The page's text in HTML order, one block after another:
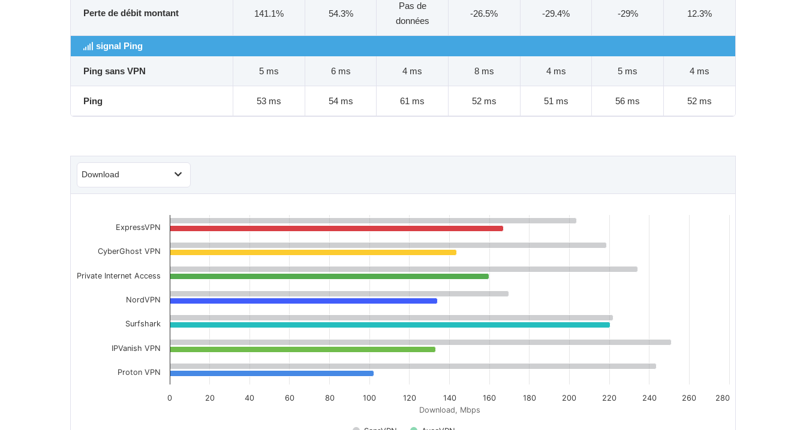
Perte de débit montant 141.1% 54.3%
Pas de
données
-26.5% -29.4% -29% 12.3%
signal Ping
Ping sans VPN 5 ms 6 ms 4 ms 8 ms 4 ms 5 ms 4 ms
Ping 53 ms 54 ms 61 ms 52 ms 51 ms 56 ms 52 ms
Download
Download, Mbps
ExpressVPN
CyberGhost VPN
Private Internet Access
NordVPN
Surfshark
IPVanish VPN
Proton VPN
0 20 40 60 80 100 120 140 160 180 200 220 240 260 280